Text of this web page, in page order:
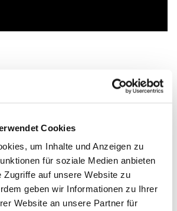
Cookies
um Inhalte und Anzeigen zu
für soziale Medien anbieten
Zugriffe auf unsere Website zu
geben wir Informationen zu Ihrer
Website an unsere Partner für